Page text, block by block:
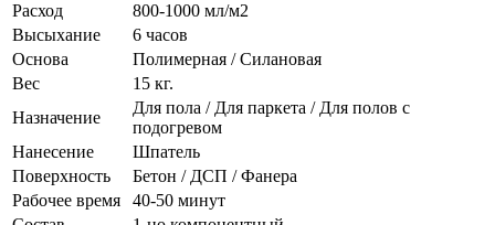
Расход
800-1000 мл/м2
Высыхание
6 часов
Основа
Полимерная / Силановая
Вес
15 кг.
Назначение
Для пола / Для паркета / Для полов с
подогревом
Нанесение
Шпатель
Поверхность
Бетон / ДСП / Фанера
Рабочее время
40-50 минут